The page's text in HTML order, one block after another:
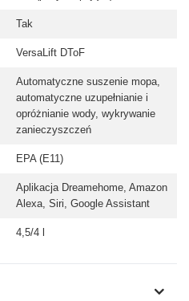
Tak
VersaLift DToF
Automatyczne suszenie mopa,
automatyczne uzupełnianie i
opróżnianie wody, wykrywanie
zanieczyszczeń
EPA (E11)
Aplikacja Dreamehome, Amazon
Alexa, Siri, Google Assistant
4,5/4 l